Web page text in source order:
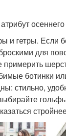
осеннего
и гетры. Если
для
примерить
ботинки
стильно,